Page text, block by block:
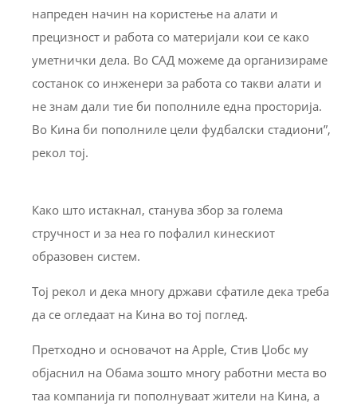
напреден начин на користење на алати и
прецизност и работа со материјали кои се како
уметнички дела. Во САД можеме да организираме
состанок со инженери за работа со такви алати и
не знам дали тие би пополниле една просторија.
Во Кина би пополниле цели фудбалски стадиони”,
рекол тој.
Како што истакнал, станува збор за голема
стручност и за неа го пофалил кинескиот
образовен систем.
Тој рекол и дека многу држави сфатиле дека треба
да се огледаат на Кина во тој поглед.
Претходно и основачот на Apple, Стив Џобс му
објаснил на Обама зошто многу работни места во
таа компанија ги пополнуваат жители на Кина, а